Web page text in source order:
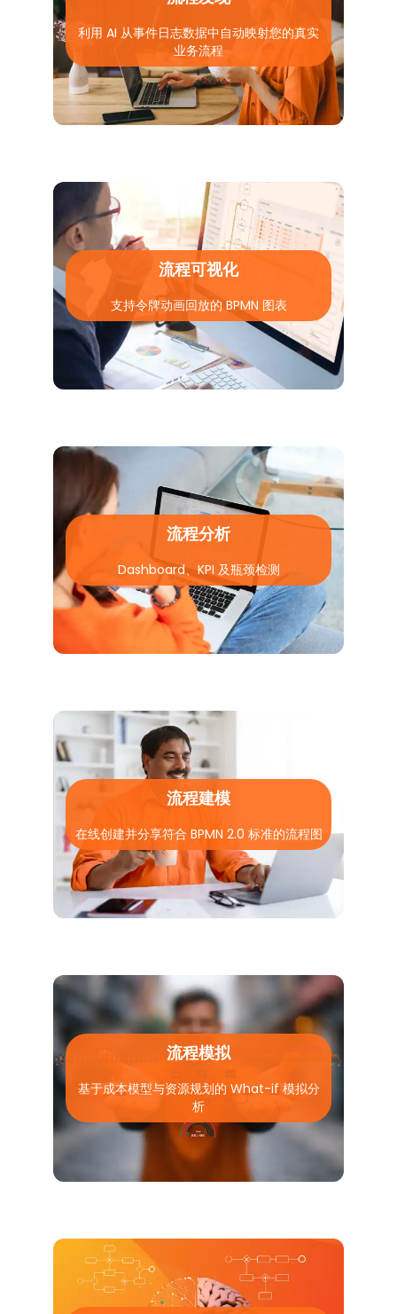
利用 AI 从事件日志数据中自动映射您的真实
业务流程
流程可视化
支持令牌动画回放的 BPMN 图表
流程分析
Dashboard、KPI 及瓶颈检测
流程建模
在线创建并分享符合 BPMN 2.0 标准的流程图
流程模拟
基于成本模型与资源规划的 What-if 模拟分
析